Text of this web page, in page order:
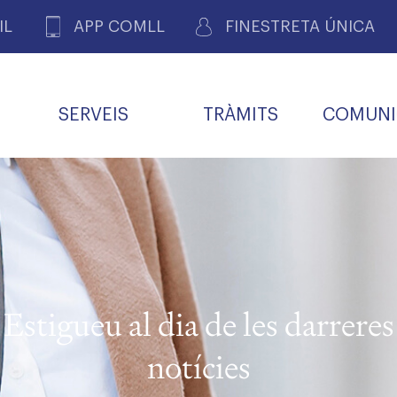
APP COMLL FINESTRETA ÚNICA
DE PACIENTS DE LLEIDA
SERVEIS TRÀMITS
DE GOVERN COMISSIÓ DEONTOLÒGICA
INFORMÀTICA I NOVES
TECNOLOGIES
DE FEINA
ALERTES
FARMACÈUTIQUES
R
CARNET METGE
COL·LEGIAT
Estigueu al dia de les darreres
notícies